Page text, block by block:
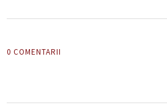
0 COMENTARII